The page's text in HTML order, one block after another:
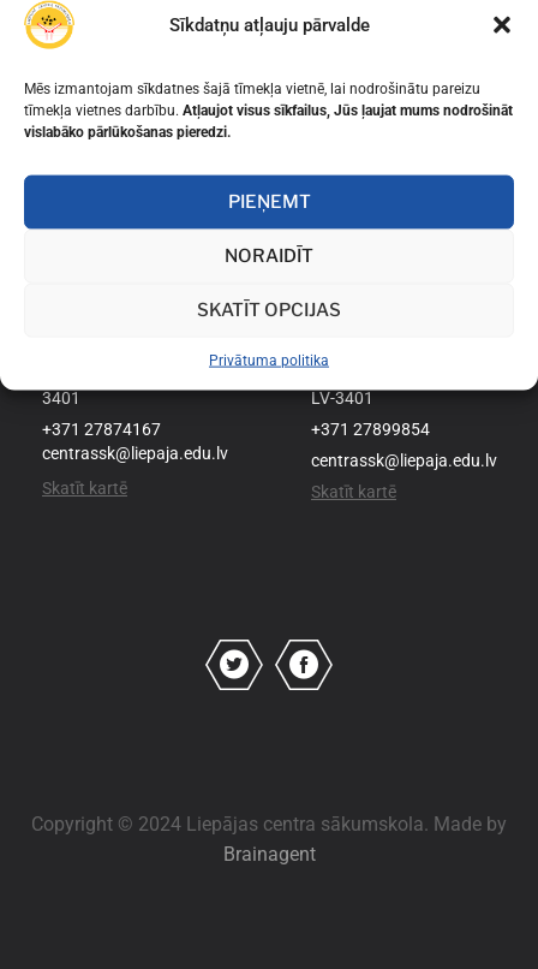
Sīkdatņu atļauju pārvalde
Mēs izmantojam sīkdatnes šajā tīmekļa vietnē, lai nodrošinātu pareizu
tīmekļa vietnes darbību. Atļaujot visus sīkfailus, Jūs ļaujat mums nodrošināt
vislabāko pārlūkošanas pieredzi.
PIEŅEMT
NORAIDĪT
SKATĪT OPCIJAS
Privātuma politika
Informācija
Privātuma politika
Informācija
Uliha iela 33, Liepāja, LV-
3401
+371 27874167
centrassk@liepaja.edu.lv
Skatīt kartē
Toma iela 19-13, Liepāja,
LV-3401
+371 27899854
centrassk@liepaja.edu.lv
Skatīt kartē
Copyright © 2024 Liepājas centra sākumskola. Made by
Brainagent